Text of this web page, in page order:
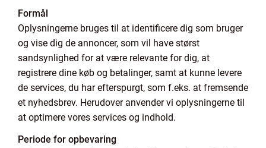
Formål
Oplysningerne bruges til at identificere dig som bruger
og vise dig de annoncer, som vil have størst
sandsynlighed for at være relevante for dig, at
registrere dine køb og betalinger, samt at kunne levere
de services, du har efterspurgt, som f.eks. at fremsende
et nyhedsbrev. Herudover anvender vi oplysningerne til
at optimere vores services og indhold.
Periode for opbevaring